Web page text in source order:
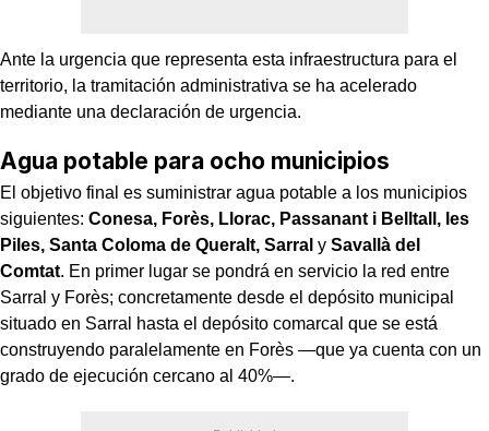
Ante la urgencia que representa esta infraestructura para el
territorio, la tramitación administrativa se ha acelerado
mediante una declaración de urgencia.
Agua potable para ocho municipios
El objetivo final es suministrar agua potable a los municipios
siguientes: Conesa, Forès, Llorac, Passanant i Belltall, les
Piles, Santa Coloma de Queralt, Sarral y Savallà del
Comtat. En primer lugar se pondrá en servicio la red entre
Sarral y Forès; concretamente desde el depósito municipal
situado en Sarral hasta el depósito comarcal que se está
construyendo paralelamente en Forès —que ya cuenta con un
grado de ejecución cercano al 40%—.